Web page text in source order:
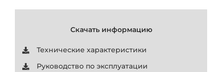
Скачать информацию
Технические характеристики
Руководство по эксплуатации